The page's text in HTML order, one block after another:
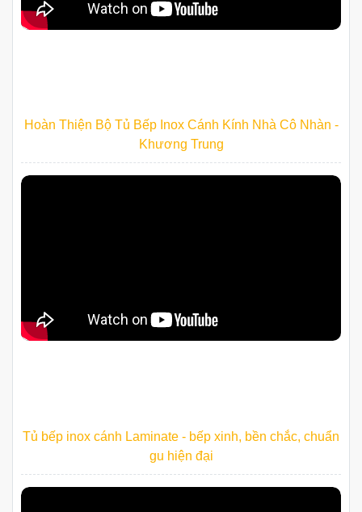
Hoàn Thiện Bộ Tủ Bếp Inox Cánh Kính Nhà Cô Nhàn -
Khương Trung
Tủ bếp inox cánh Laminate - bếp xinh, bền chắc, chuẩn
gu hiện đại